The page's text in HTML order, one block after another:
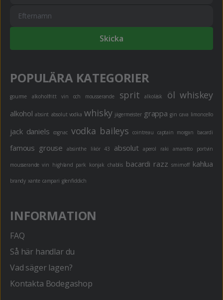
Skicka
POPULÄRA KATEGORIER
gourme alkoholfritt vin och mousserande sprit alkoläsk öl whiskey
alkohol absint absolut vodka whisky jägermeister grappa gin cava limoncello
jack daniels cognac vodka baileys cointreau captain morgan bacardi
famous grouse absinthe likör 43 absolut aperol raki amaretto portvin
mousserande vin highland park konjak chablis bacardi razz smirnoff kahlua
brandy xante campari glenfiddich
INFORMATION
FAQ
Så här handlar du
Vad säger lagen?
Kontakta Bodegashop